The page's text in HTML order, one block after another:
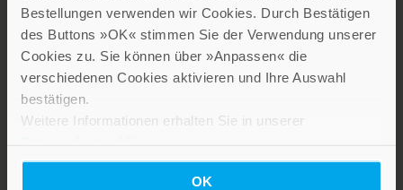
Bestellungen verwenden wir Cookies. Durch Bestätigen
des Buttons »OK« stimmen Sie der Verwendung unserer
Cookies zu. Sie können über »Anpassen« die
verschiedenen Cookies aktivieren und Ihre Auswahl
bestätigen.
Weitere Informationen erhalten Sie in unserer
OK
LEBE GUT MAGAZIN
NEWSLETTER